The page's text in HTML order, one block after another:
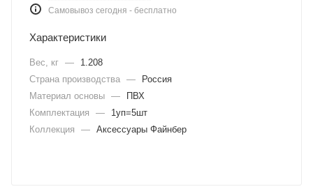
Самовывоз сегодня - бесплатно
Характеристики
Вес, кг —
1.208
Страна производства —
Россия
Материал основы —
ПВХ
Комплектация
—
1уп=5шт
Коллекция
— Аксессуары Файнбер